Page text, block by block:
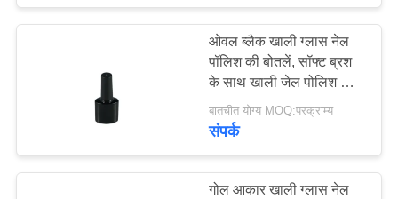
ओवल ब्लैक खाली ग्लास नेल
पॉलिश की बोतलें, सॉफ्ट ब्रश
के साथ खाली जेल पोलिश की
बोतलें
बातचीत योग्य MOQ:परक्राम्य
संपर्क
गोल आकार खाली ग्लास नेल